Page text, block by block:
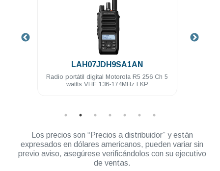
LAH07RDH9SA1AN
Radio portátil digital Motorola R5 256 Ch 4
wattts UHF 400-527MHz LKP
Los precios son “Precios a distribuidor” y están
expresados en dólares americanos, pueden variar sin
previo aviso, asegúrese verificándolos con su ejecutivo
de ventas.